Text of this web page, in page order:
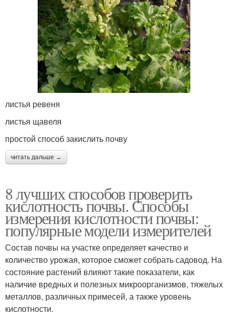
листья ревеня
листья щавеля
простой способ закислить почву
читать дальше →
8 лучших способов проверить
кислотность почвы. Способы
измерения кислотности почвы:
популярные модели измерителей
Состав почвы на участке определяет качество и
количество урожая, которое сможет собрать садовод. На
состояние растений влияют такие показатели, как
наличие вредных и полезных микроорганизмов, тяжелых
металлов, различных примесей, а также уровень
кислотности.